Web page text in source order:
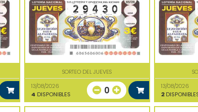
SORTEO DEL JUEVES
13/08/2026
4 DISPONIBLES 0
13/08/2026
2